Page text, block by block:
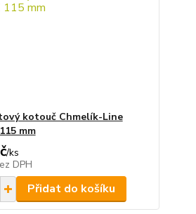
kotouč Chmelík-Line
mm
/ks
DPH
Přidat do košíku